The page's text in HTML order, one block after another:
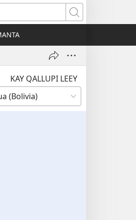
Maskʼanapaj
KAY QALLUPI LEEY